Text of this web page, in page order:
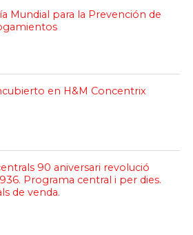
Mundial para la Prevención de
en H&M Concentrix
90 aniversari revolució
Programa central i per dies.
de venda.